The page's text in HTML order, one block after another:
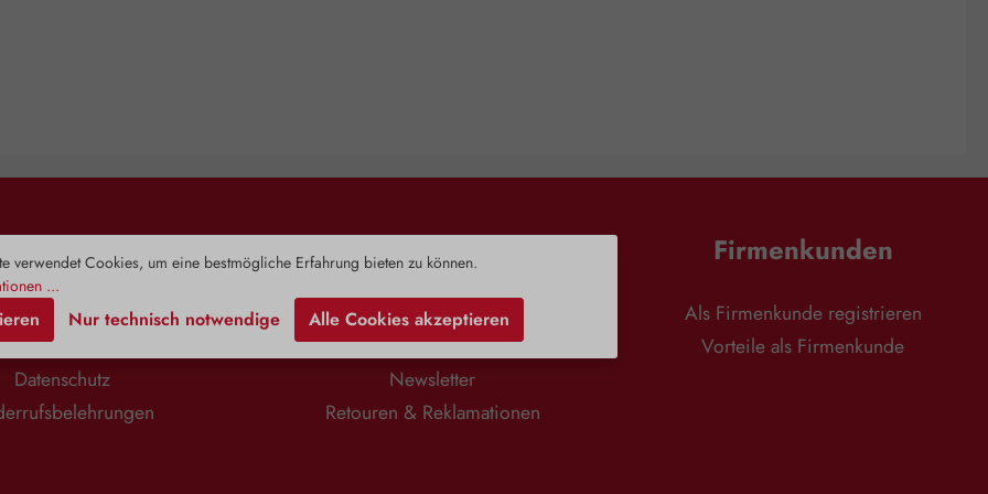
Impressum
AGB
Datenschutz
Informationen
Zahlung & Versand
Kontaktformular
Newsletter
Retouren & Reklamationen
Firmenkunden
Als Firmenkunde registrieren
Vorteile als Firmenkunde
verwendet Cookies, um eine bestmögliche Erfahrung bieten zu können.
...
Nur technisch notwendige Alle Cookies akzeptieren